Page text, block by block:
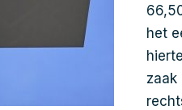
het
zaak